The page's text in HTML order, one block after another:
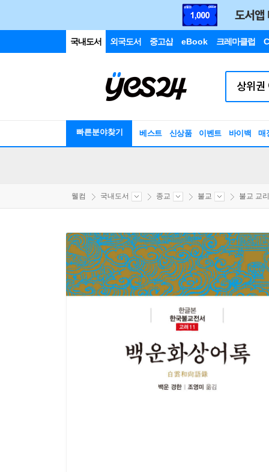
국내도서 외국도서 중고샵 eBook 크레마클럽
빠른분야찾기 베스트 신상품 이벤트 바이백 매
웰컴 국내도서 종교 불교 불교 교